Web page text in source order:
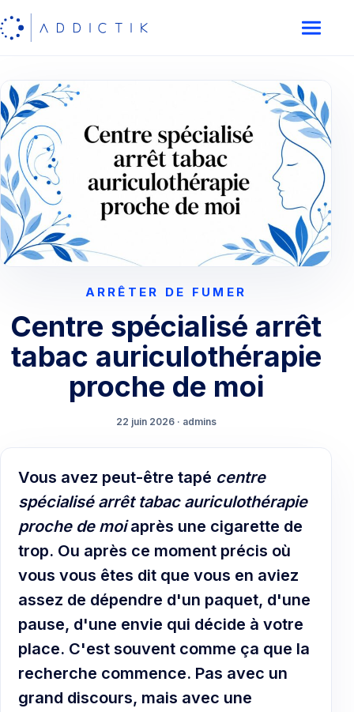
ARRÊTER DE FUMER
Centre spécialisé arrêt
tabac auriculothérapie
proche de moi
22 juin 2026 · admins
Vous avez peut-être tapé centre
spécialisé arrêt tabac auriculothérapie
proche de moiaprès une cigarette de
trop. Ou après ce moment précis où
vous vous êtes dit que vous en aviez
assez de dépendre d'un paquet, d'une
pause, d'une envie qui décide à votre
place. C'est souvent comme ça que la
recherche commence. Pas avec un
grand discours, mais avec une